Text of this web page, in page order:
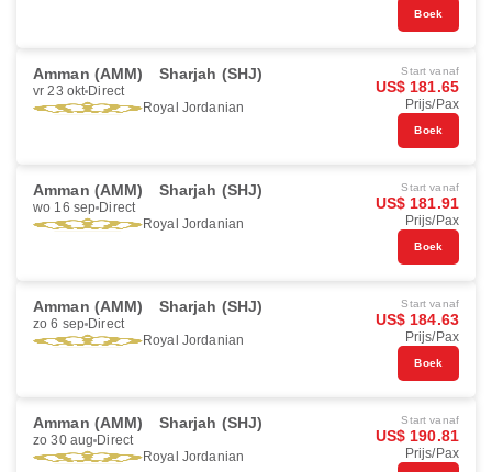
Boek
Amman (AMM) Sharjah (SHJ)
vr 23 okt Direct
Royal Jordanian
Start vanaf
US$ 181.65
Prijs/Pax
Boek
Amman (AMM) Sharjah (SHJ)
wo 16 sep Direct
Royal Jordanian
Start vanaf
US$ 181.91
Prijs/Pax
Boek
Amman (AMM) Sharjah (SHJ)
zo 6 sep Direct
Royal Jordanian
Start vanaf
US$ 184.63
Prijs/Pax
Boek
Amman (AMM) Sharjah (SHJ)
zo 30 aug Direct
Royal Jordanian
Start vanaf
US$ 190.81
Prijs/Pax